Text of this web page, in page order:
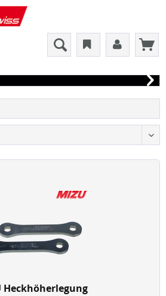
Heckhöherlegung